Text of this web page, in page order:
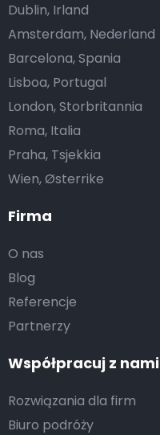
Firma
O nas
Blog
Referencje
Partnerzy
Współpracuj z nami
Rozwiązania dla firm
Biuro podróży
Dublin, Irland
Amsterdam, Nederland
Barcelona, Spania
Lisboa, Portugal
London, Storbritannia
Roma, Italia
Praha, Tsjekkia
Wien, Østerrike